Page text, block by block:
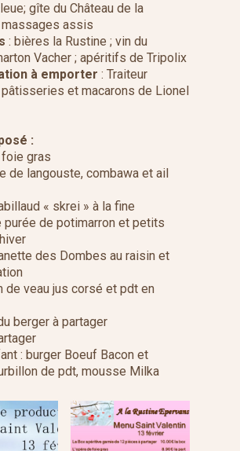
gîte du Château de la
assis
: bières la Rustine ; vin du
Vacher ; apéritifs de Tripolix
à emporter : Traiteur
pâtisseries et macarons de Lionel
:
gras
de langouste, combawa et ail
« skrei » à la fine
purée de potimarron et petits
des Dombes au raisin et
de veau jus corsé et pdt en
berger à partager
: burger Boeuf Bacon et
de pdt, mousse Milka